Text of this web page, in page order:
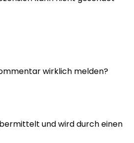
wirklich melden?
und wird durch einen